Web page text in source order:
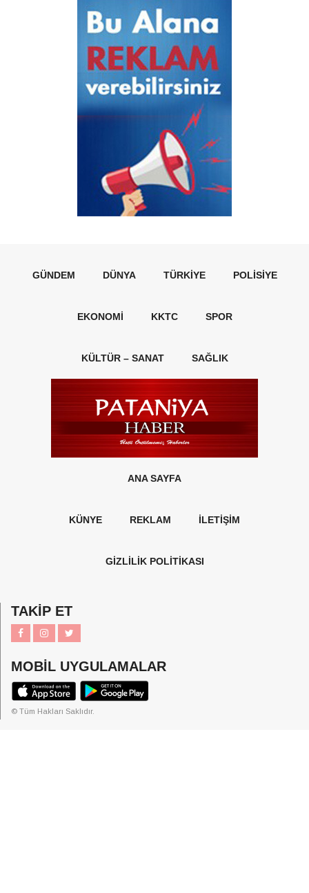
GÜNDEM DÜNYA TÜRKIYE POLISIYE
EKONOMI KKTC SPOR
KÜLTÜR – SANAT SAĞLIK
ANA SAYFA
KÜNYE REKLAM İLETİŞİM
GİZLİLİK POLİTİKASI
TAKİP ET
MOBİL UYGULAMALAR
© Tüm Hakları Saklıdır.